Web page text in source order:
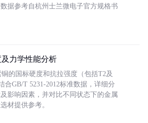
据参考自杭州士兰微电子官方规格书
力学性能分析
的国标硬度和抗拉强度（包括T2及
合GB/T 5231-2012标准数据，详细分
影响因素，并对比不同状态下的金属
材提供参考。